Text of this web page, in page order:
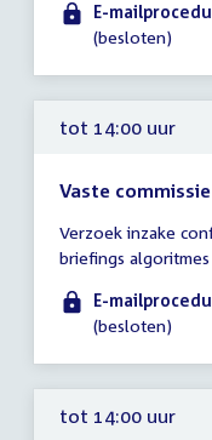
14:00
E-
(besloten)
tot 14:00 uur
Vaste
vergadering
tot
14:00
uur
Verzoek inzake
briefings
E-
(besloten)
tot 14:00 uur